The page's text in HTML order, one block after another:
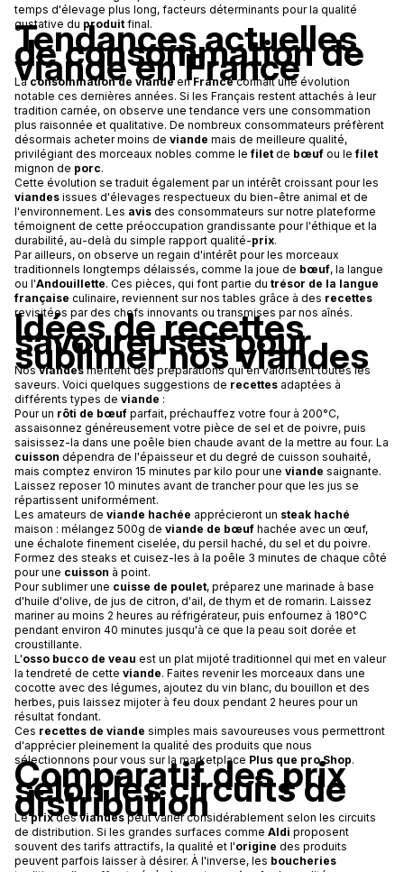
temps d'élevage plus long, facteurs déterminants pour la qualité
gustative du produit final.
Tendances actuelles
de consommation de
viande en France
Laconsommation de viandeenFranceconnaît une évolution
notable ces dernières années. Si les Français restent attachés à leur
tradition carnée, on observe une tendance vers une consommation
plus raisonnée et qualitative. De nombreux consommateurs préfèrent
désormais acheter moins de viande mais de meilleure qualité,
privilégiant des morceaux nobles comme lefilet de bœuf ou lefilet
mignon de porc.
Cette évolution se traduit également par un intérêt croissant pour les
viandes issues d'élevages respectueux du bien-être animal et de
l'environnement. Les avis des consommateurs sur notre plateforme
témoignent de cette préoccupation grandissante pour l'éthique et la
durabilité, au-delà du simple rapport qualité-prix.
Par ailleurs, on observe un regain d'intérêt pour les morceaux
traditionnels longtemps délaissés, comme la joue de bœuf, la langue
ou l'Andouillette. Ces pièces, qui font partie du trésor de la langue
française culinaire, reviennent sur nos tables grâce à des recettes
revisitées par des chefs innovants ou transmises par nos aînés.
Idées de recettes
savoureuses pour
sublimer nos viandes
Nosviandes méritent des préparations qui en valorisent toutes les
saveurs. Voici quelques suggestions de recettes adaptées à
différents types de viande :
Pour un rôti de bœuf parfait, préchauffez votre four à 200°C,
assaisonnez généreusement votre pièce de sel et de poivre, puis
saisissez-la dans une poêle bien chaude avant de la mettre au four. La
cuisson dépendra de l'épaisseur et du degré de cuisson souhaité,
mais comptez environ 15 minutes par kilo pour une viande saignante.
Laissez reposer 10 minutes avant de trancher pour que les jus se
répartissent uniformément.
Les amateurs de viande hachée apprécieront un steak haché
maison : mélangez 500g de viande de bœuf hachée avec un œuf,
une échalote finement ciselée, du persil haché, du sel et du poivre.
Formez des steaks et cuisez-les à la poêle 3 minutes de chaque côté
pour une cuisson à point.
Pour sublimer une cuisse de poulet, préparez une marinade à base
d'huile d'olive, de jus de citron, d'ail, de thym et de romarin. Laissez
mariner au moins 2 heures au réfrigérateur, puis enfournez à 180°C
pendant environ 40 minutes jusqu'à ce que la peau soit dorée et
croustillante.
L'osso bucco de veau est un plat mijoté traditionnel qui met en valeur
la tendreté de cette viande. Faites revenir les morceaux dans une
cocotte avec des légumes, ajoutez du vin blanc, du bouillon et des
herbes, puis laissez mijoter à feu doux pendant 2 heures pour un
résultat fondant.
Ces recettes de viande simples mais savoureuses vous permettront
d'apprécier pleinement la qualité des produits que nous
sélectionnons pour vous sur la marketplace Plus que pro Shop.
Comparatif des prix
selon les circuits de
distribution
Leprixdesviandespeut varier considérablement selon les circuits
de distribution. Si les grandes surfaces comme Aldi proposent
souvent des tarifs attractifs, la qualité et l'origine des produits
peuvent parfois laisser à désirer. À l'inverse, les boucheries